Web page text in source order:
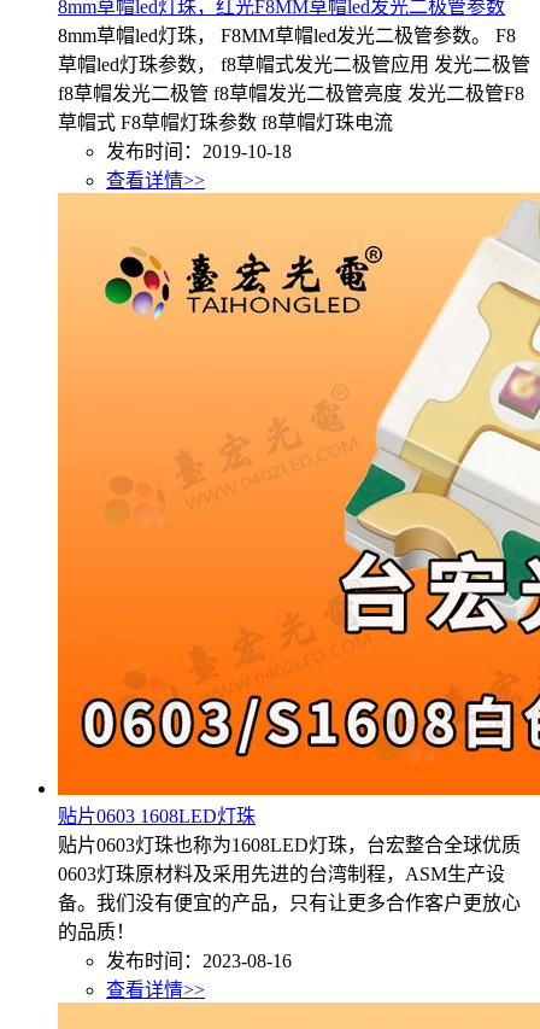
8mm草帽led灯珠，红光F8MM草帽led发光二极管参数
8mm草帽led灯珠， F8MM草帽led发光二极管参数。 F8
草帽led灯珠参数， f8草帽式发光二极管应用 发光二极管
f8草帽发光二极管 f8草帽发光二极管亮度 发光二极管F8
草帽式 F8草帽灯珠参数 f8草帽灯珠电流
发布时间：2019-10-18
查看详情>>
贴片0603 1608LED灯珠
贴片0603灯珠也称为1608LED灯珠，台宏整合全球优质
0603灯珠原材料及采用先进的台湾制程，ASM生产设
备。我们没有便宜的产品，只有让更多合作客户更放心
的品质！
发布时间：2023-08-16
查看详情>>